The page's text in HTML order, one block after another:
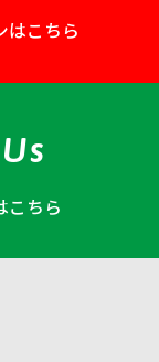
はこちら
こちら